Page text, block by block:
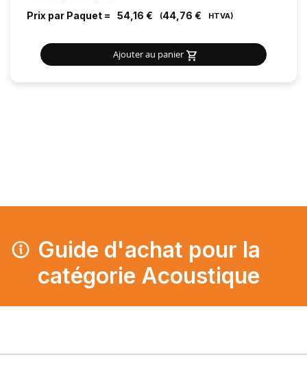
Prix par Paquet =
54,16 € 44,76 €
Ajouter au panier
Guide d'achat pour la
catégorie Acoustique